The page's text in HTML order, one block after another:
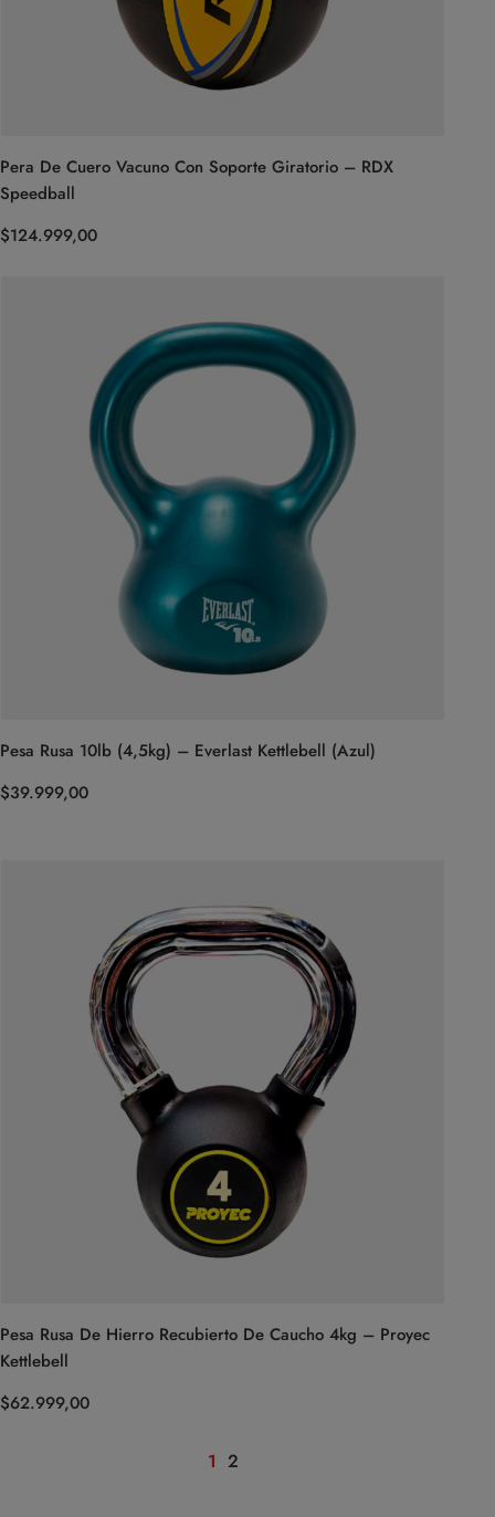
Pera De Cuero Vacuno Con Soporte Giratorio – RDX
Speedball
$124.999,00
Pesa Rusa 10lb (4,5kg) – Everlast Kettlebell (Azul)
$39.999,00
Pesa Rusa De Hierro Recubierto De Caucho 4kg – Proyec
Kettlebell
$62.999,00
1 2